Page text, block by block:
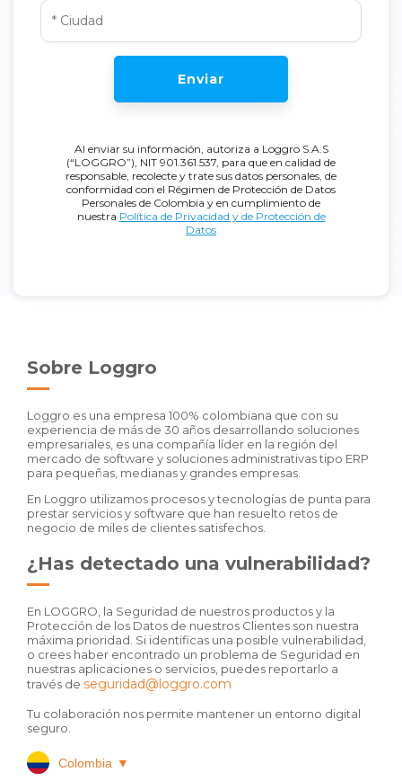
Enviar
Al enviar su información, autoriza a Loggro S.A.S
(“LOGGRO”), NIT 901.361.537, para que en calidad de
responsable, recolecte y trate sus datos personales, de
conformidad con el Régimen de Protección de Datos
Personales de Colombia y en cumplimiento de
nuestra Política de Privacidad y de Protección de
Datos
Sobre Loggro
Loggro es una empresa 100% colombiana que con su
experiencia de más de 30 años desarrollando soluciones
empresariales, es una compañía líder en la región del
mercado de software y soluciones administrativas tipo ERP
para pequeñas, medianas y grandes empresas.
En Loggro utilizamos procesos y tecnologías de punta para
prestar servicios y software que han resuelto retos de
negocio de miles de clientes satisfechos.
¿Has detectado una vulnerabilidad?
En LOGGRO, la Seguridad de nuestros productos y la
Protección de los Datos de nuestros Clientes son nuestra
máxima prioridad. Si identificas una posible vulnerabilidad,
o crees haber encontrado un problema de Seguridad en
nuestras aplicaciones o servicios, puedes reportarlo a
través de seguridad@loggro.com
Tu colaboración nos permite mantener un entorno digital
seguro.
Colombia ▼